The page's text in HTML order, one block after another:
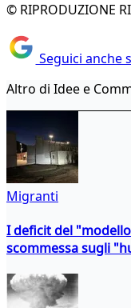
© RIPRODUZIONE
Seguici anche
Altro di Idee e
Migranti
I deficit del
scommessa sugli